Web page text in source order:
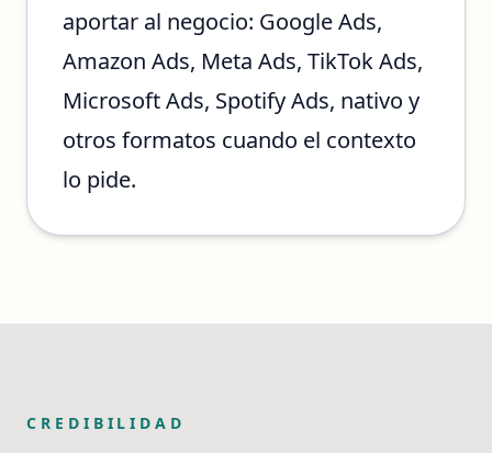
aportar al negocio: Google Ads,
Amazon Ads, Meta Ads, TikTok Ads,
Microsoft Ads, Spotify Ads, nativo y
otros formatos cuando el contexto
lo pide.
CREDIBILIDAD